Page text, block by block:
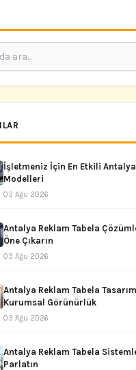
İşletmeniz İçin En Etkili
Modelleri
03 Ağu 2026
Antalya Reklam Tabela
Öne Çıkarın
03 Ağu 2026
Antalya Reklam Tabela
Kurumsal Görünürlük
03 Ağu 2026
Antalya Reklam Tabela
Parlatın